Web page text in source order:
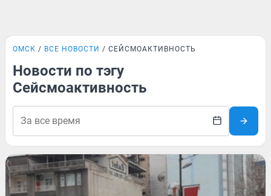
ОМСК ВСЕ НОВОСТИ СЕЙСМОАКТИВНОСТЬ
Новости по тэгу
Сейсмоактивность